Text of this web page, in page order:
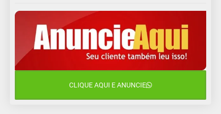
Domingo
10 de agosto
Segunda-Feira
CLIQUE AQUI E ANUNCIE